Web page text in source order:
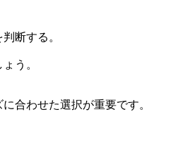
断する。
う。
合わせた選択が重要です。